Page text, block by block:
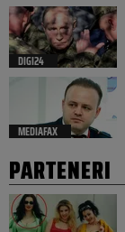
DIGI24
MEDIAFAX
PARTENERI